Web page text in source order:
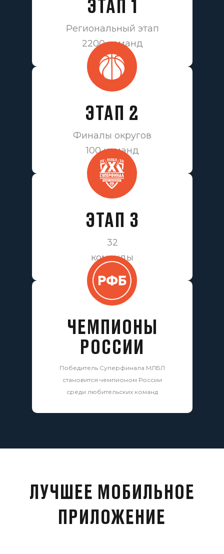
ЭТАП 1
Региональный этап
2200 команд
ЭТАП 2
Финалы округов
100 команд
ЭТАП 3
32
команды
ЧЕМПИОНЫ
РОССИИ
Победитель Суперфинала МЛБЛ
становится чемпионом России
среди любительских команд
ЛУЧШЕЕ МОБИЛЬНОЕ
ПРИЛОЖЕНИЕ